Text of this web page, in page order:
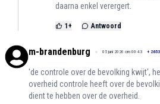
daarna enkel verergert.
1+ Antwoord
m-brandenburg 05 juni 2026 om 00:43 +
'de controle over de bevolking kwijt',
overheid controle heeft over de
dient te hebben over de overheid.